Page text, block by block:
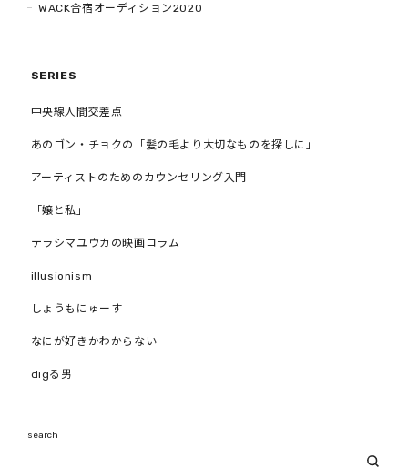
WACK合宿オーディション2020
SERIES
中央線人間交差点
あのゴン・チョクの「髪の毛より大切なものを探しに」
アーティストのためのカウンセリング入門
「嬢と私」
テラシマユウカの映画コラム
illusionism
しょうもにゅーす
なにが好きかわからない
digる男
search